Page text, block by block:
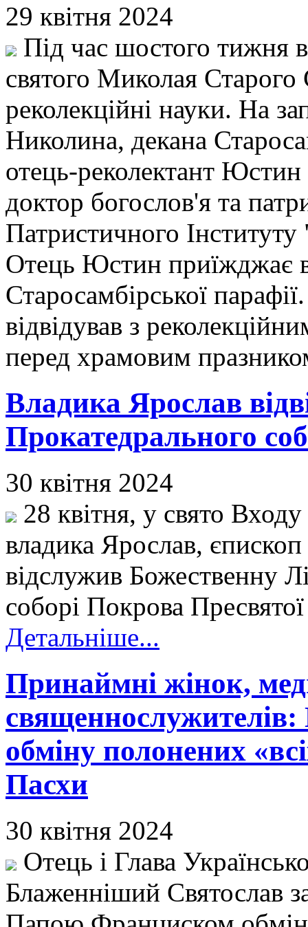
29 квітня 2024
Під час шостого тижня
святого Миколая Старого
реколекційні науки. На
Николина, декана
отець-реколектант
доктор богослов'я та
Патристичного
Отець Юстин приїжджає
Старосамбірської
відвідував з
перед храмовим
Владика Ярослав
Прокатедрального
30 квітня 2024
28 квітня, у свято
владика Ярослав,
відслужив Божественну
соборі Покрова
Детальніше...
Принаймні жінок,
обміну полонених
Пасхи
30 квітня 2024
Отець і Глава
Блаженніший Святослав